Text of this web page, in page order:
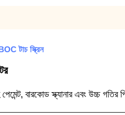
টাচ স্ক্রিন
বারকোড স্ক্যানার এবং উচ্চ গতির